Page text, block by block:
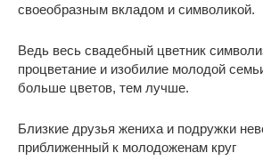
своеобразным вкладом и символикой.
Ведь весь свадебный цветник
процветание и изобилие молодой
больше цветов, тем лучше.
Близкие друзья жениха и подружки
приближенный к молодоженам круг